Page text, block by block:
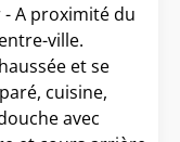
A proximité du
ville.
et se
cuisine,
avec